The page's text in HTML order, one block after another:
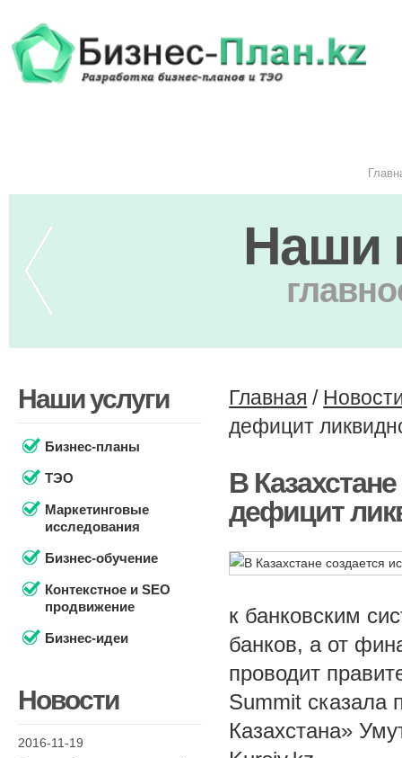
Наши
Наши услуги
Бизнес-планы
ТЭО
Маркетинговые
исследования
Бизнес-обучение
Контекстное и SEO
продвижение
Бизнес-идеи
Новости
2016-11-19
Главная /
дефицит
В
дефицит
к банковским
банков, а от
проводит
Summit сказала
Казахстана»